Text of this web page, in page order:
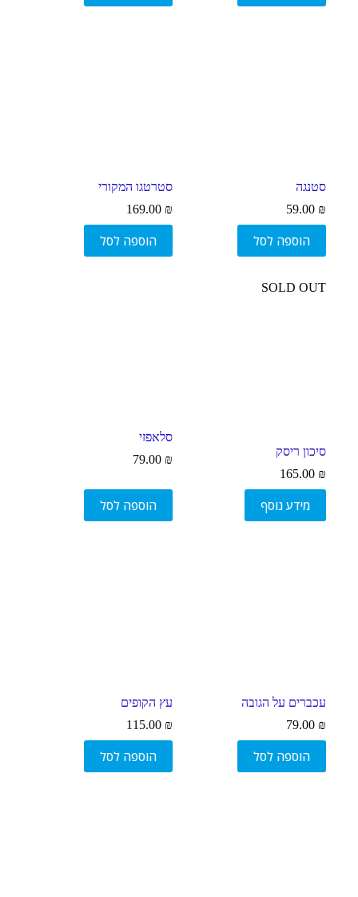
סטנגה
59.00 ₪
הוספה לסל
סטרטגו המקורי
169.00 ₪
הוספה לסל
SOLD OUT
סיכון ריסק
165.00 ₪
מידע נוסף
סלאפזי
79.00 ₪
הוספה לסל
עכברים על הגובה
79.00 ₪
הוספה לסל
עץ הקופים
115.00 ₪
הוספה לסל